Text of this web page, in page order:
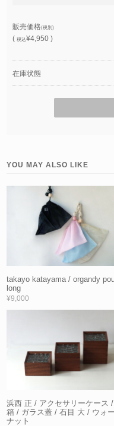
販売価格(税別)
(税込¥4,950 )
在庫状態
YOU MAY ALSO LIKE
takayo katayama / organdy
long
¥9,000
浜西 正 / アクセサリーケース
箱 / ガラス蓋 / 石目 大 / ウォ
ナット